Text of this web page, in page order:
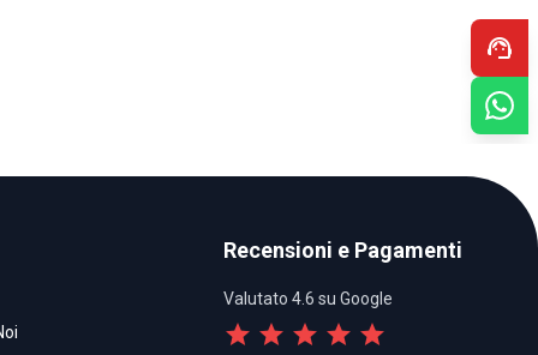
Recensioni e Pagamenti
Valutato 4.6 su Google
star star star star star
support_agent